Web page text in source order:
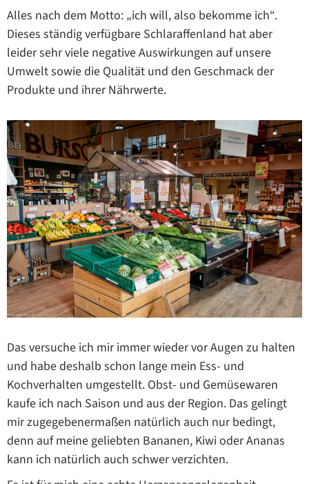
Alles nach dem Motto: „ich will, also bekomme ich“.
Dieses ständig verfügbare Schlaraffenland hat aber
leider sehr viele negative Auswirkungen auf unsere
Umwelt sowie die Qualität und den Geschmack der
Produkte und ihrer Nährwerte.
Das versuche ich mir immer wieder vor Augen zu halten
und habe deshalb schon lange mein Ess- und
Kochverhalten umgestellt. Obst- und Gemüsewaren
kaufe ich nach Saison und aus der Region. Das gelingt
mir zugegebenermaßen natürlich auch nur bedingt,
denn auf meine geliebten Bananen, Kiwi oder Ananas
kann ich natürlich auch schwer verzichten.